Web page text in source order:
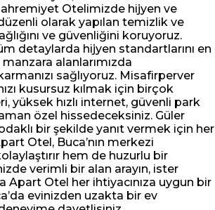
Otelimizde hijyen ve
olarak yapılan temizlik ve
ve güvenliğini koruyoruz.
detaylarda hijyen standartlarını en
alanlarımızda
sağlıyoruz. Misafirperver
kusursuz kılmak için birçok
yüksek hızlı internet, güvenli park
özel hissedeceksiniz. Güler
bir şekilde yanıt vermek için her
Otel, Buca’nın merkezi
hem de huzurlu bir
verimli bir alan arayın, ister
Apart Otel her ihtiyacınıza uygun bir
evinizden uzakta bir ev